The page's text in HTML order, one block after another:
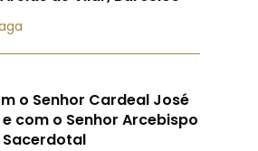
o Senhor Cardeal José
com o Senhor Arcebispo
Sacerdotal